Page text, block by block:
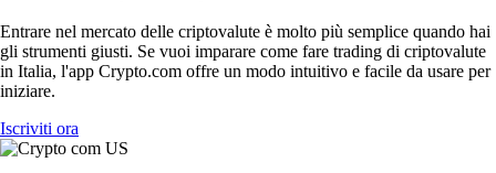
Entrare nel mercato delle criptovalute è molto più semplice quando hai
gli strumenti giusti. Se vuoi imparare come fare trading di criptovalute
in Italia, l'app Crypto.com offre un modo intuitivo e facile da usare per
iniziare.
Iscriviti ora